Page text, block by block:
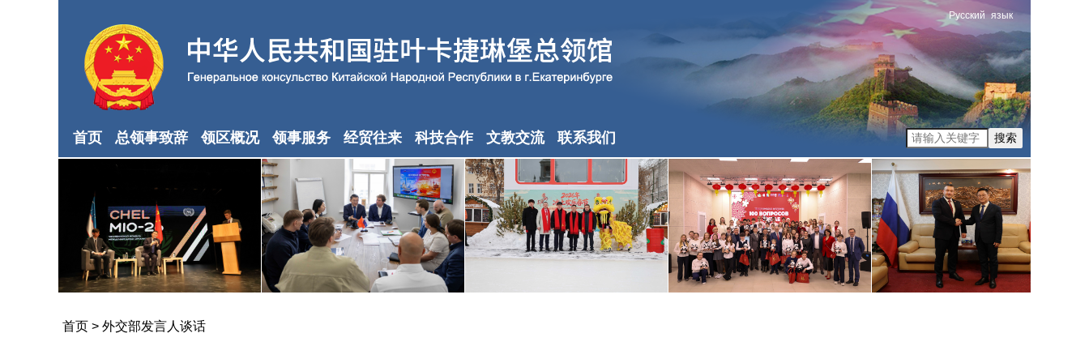
Русский язык
首页 总领事致辞 领区概况 领事服务 经贸往来 科技合作 文教交流 联系我们 搜索
首页 > 外交部发言人谈话